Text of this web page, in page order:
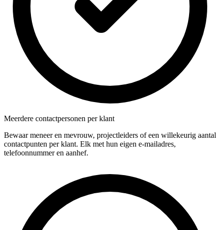
Meerdere contactpersonen per klant
Bewaar meneer en mevrouw, projectleiders of een willekeurig aantal
contactpunten per klant. Elk met hun eigen e-mailadres,
telefoonnummer en aanhef.